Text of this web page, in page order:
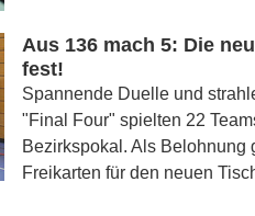
Aus 136 mach 5: Die
fest!
Spannende Duelle und
"Final Four" spielten 22
Bezirkspokal. Als Belohnung
Freikarten für den neuen